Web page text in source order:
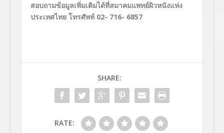
สอบถามข้อมูลเพิ่มเติมได้ที่สมาคมแพทย์ผิวหนังแห่ง
ประเทศไทย โทรศัพท์ 02- 716- 6857
SHARE:
RATE: